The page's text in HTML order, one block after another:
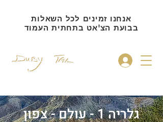
אנחנו זמינים לכל השאלות
בבועת הצ'אט בתחתית העמוד
גלריה 1 - עולם - צפון